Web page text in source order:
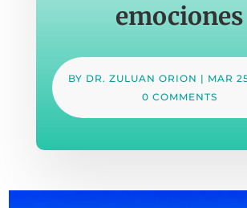
emociones
BY DR. ZULUAN ORION | MAR
0 COMMENTS